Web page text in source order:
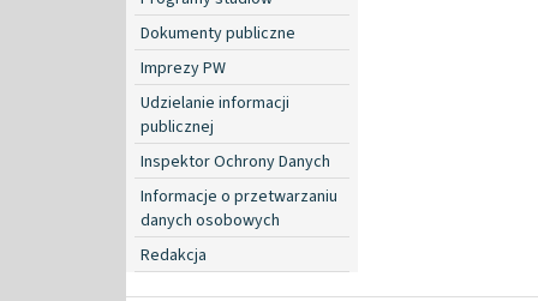
Dokumenty publiczne
Imprezy PW
Udzielanie informacji
publicznej
Inspektor Ochrony Danych
Informacje o przetwarzaniu
danych osobowych
Redakcja